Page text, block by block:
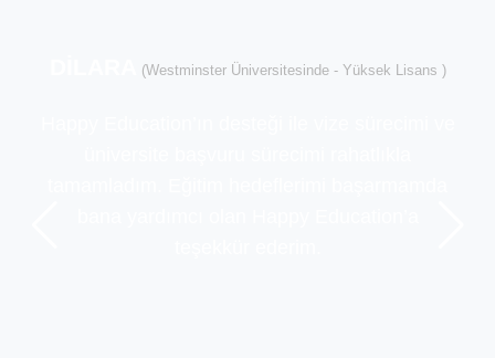
(Westminster Üniversitesinde - Yüksek Lisans )